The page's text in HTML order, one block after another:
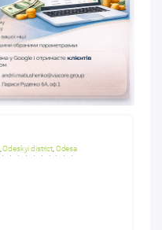
,Odeskyi district, Odesa